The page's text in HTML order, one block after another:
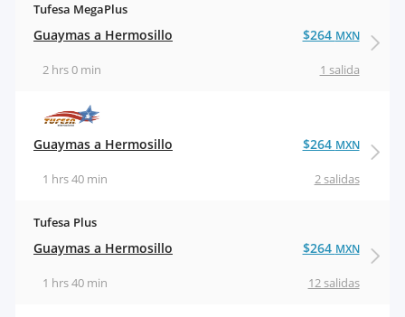
Tufesa MegaPlus
Guaymas a Hermosillo
1 salida
2 hrs 0 min
$264 MXN
Guaymas a Hermosillo
2 salidas
1 hrs 40 min
$264 MXN
Tufesa Plus
Guaymas a Hermosillo
12 salidas
1 hrs 40 min
$264 MXN